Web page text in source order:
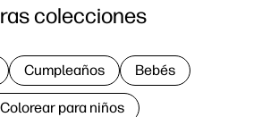
colecciones
Cumpleaños Bebés
Colorear para niños